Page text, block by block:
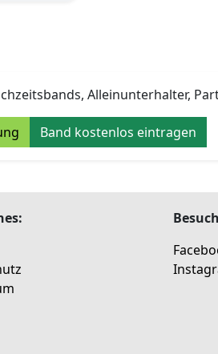
Alleinunterhalter,
Band kostenlos eintragen